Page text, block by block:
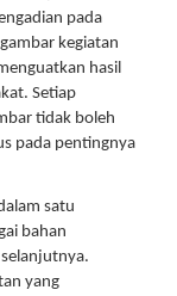
pada
kegiatan
hasil
Setiap
tidak boleh
pada pentingnya
satu
bahan
yang